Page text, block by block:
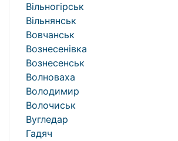
Вільногірськ
Вільнянськ
Вовчанськ
Вознесенівка
Вознесенськ
Волноваха
Володимир
Волочиськ
Вугледар
Гадяч